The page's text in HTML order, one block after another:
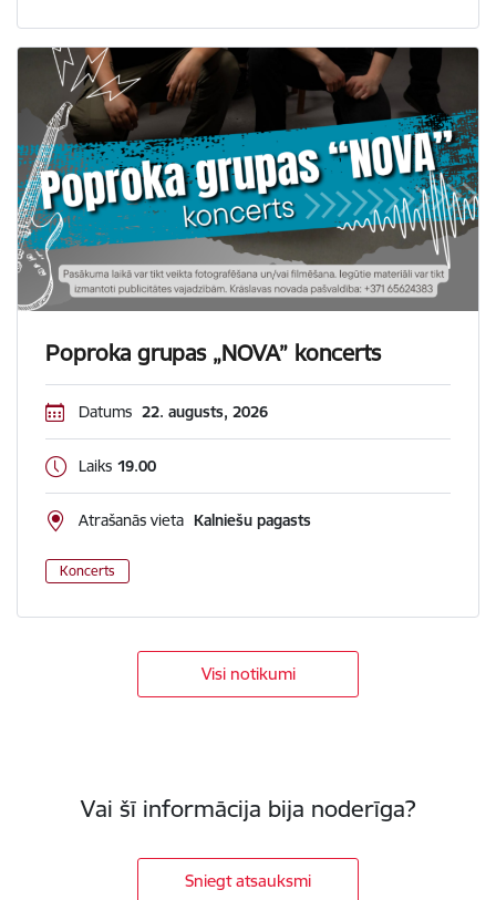
Poproka grupas „NOVA” koncerts
Datums 22. augusts, 2026
Laiks 19.00
Atrašanās vieta Kalniešu pagasts
Koncerts
Visi notikumi
Vai šī informācija bija noderīga?
Sniegt atsauksmi